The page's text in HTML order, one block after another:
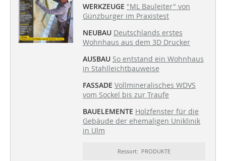
WERKZEUGE "ML Bauleiter" von
Günzburger im Praxistest
NEUBAU Deutschlands erstes
Wohnhaus aus dem 3D Drucker
AUSBAU So entstand ein Wohnhaus
in Stahlleichtbauweise
FASSADE Vollmineralisches WDVS
vom Sockel bis zur Traufe
BAUELEMENTE Holzfenster für die
Gebäude der ehemaligen Uniklinik
in Ulm
Ressort: PRODUKTE